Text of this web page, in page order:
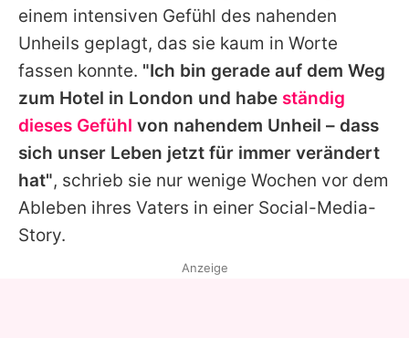
einem intensiven Gefühl des nahenden
Unheils geplagt, das sie kaum in Worte
fassen konnte. "Ich bin gerade auf dem Weg
zum Hotel in London und habe ständig
dieses Gefühl von nahendem Unheil – dass
sich unser Leben jetzt für immer verändert
hat", schrieb sie nur wenige Wochen vor dem
Ableben ihres Vaters in einer Social-Media-
Story.
Anzeige